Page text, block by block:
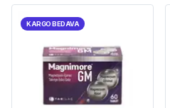
KARGO BEDAVA